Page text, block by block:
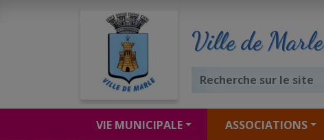
Ville de Marle
VIE MUNICIPALE ASSOCIATIONS